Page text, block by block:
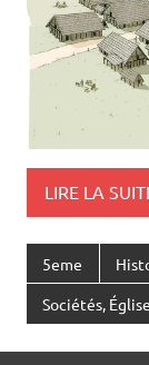
LIRE LA
5eme
Sociétés,